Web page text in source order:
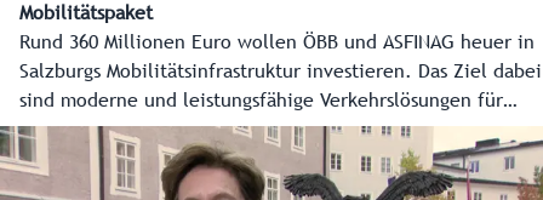
Mobilitätspaket
Rund 360 Millionen Euro wollen ÖBB und ASFINAG heuer in
Salzburgs Mobilitätsinfrastruktur investieren. Das Ziel dabei
sind moderne und leistungsfähige Verkehrslösungen für
Bus, Bahn und Straße. Die Details des 360 Millionen Euro
schweren Mobilitätspakets für Salzburg haben
Landeshauptfrau Karoline Edtstadler und Verkehrsminister